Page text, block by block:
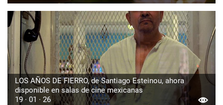
LOS AÑOS DE FIERRO, de Santiago Esteinou, ahora
disponible en salas de cine mexicanas
19 · 01 · 26